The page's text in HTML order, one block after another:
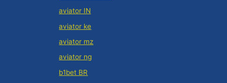
aviator IN
aviator ke
aviator mz
aviator ng
b1bet BR